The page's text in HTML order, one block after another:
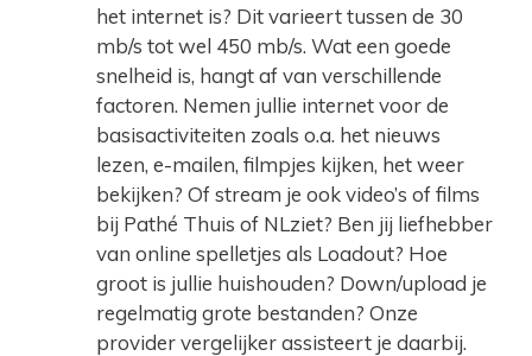
het internet is? Dit varieert tussen de 30
mb/s tot wel 450 mb/s. Wat een goede
snelheid is, hangt af van verschillende
factoren. Nemen jullie internet voor de
basisactiviteiten zoals o.a. het nieuws
lezen, e-mailen, filmpjes kijken, het weer
bekijken? Of stream je ook video’s of films
bij Pathé Thuis of NLziet? Ben jij liefhebber
van online spelletjes als Loadout? Hoe
groot is jullie huishouden? Down/upload je
regelmatig grote bestanden? Onze
provider vergelijker assisteert je daarbij.